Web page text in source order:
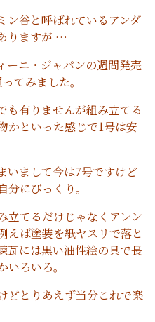
ン谷と呼ばれているアンダ
りますが …
ーニ・ジャパンの週間発売
てみました。
も有りませんが組み立てる
かといった感じで1号は安
いまして今は7号ですけど
にびっくり。
立てるだけじゃなくアレン
えば塗装を紙ヤスリで落と
瓦には黒い油性絵の具で長
ろいろ。
どとりあえず当分これで楽